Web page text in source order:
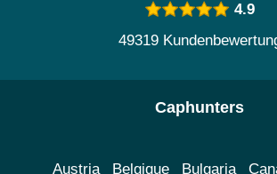
4.9
49319
Caphunters
Austria Belgique Bulgaria